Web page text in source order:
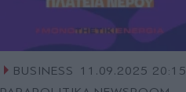
BUSINESS
11.09.2025 20:15